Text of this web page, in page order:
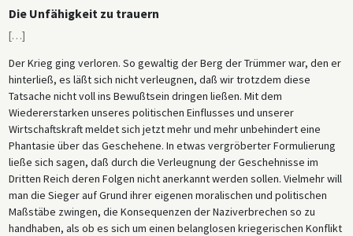
Die Unfähigkeit zu trauern
[…]
Der Krieg ging verloren. So gewaltig der Berg der Trümmer war, den er
hinterließ, es läßt sich nicht verleugnen, daß wir trotzdem diese
Tatsache nicht voll ins Bewußtsein dringen ließen. Mit dem
Wiedererstarken unseres politischen Einflusses und unserer
Wirtschaftskraft meldet sich jetzt mehr und mehr unbehindert eine
Phantasie über das Geschehene. In etwas vergröberter Formulierung
ließe sich sagen, daß durch die Verleugnung der Geschehnisse im
Dritten Reich deren Folgen nicht anerkannt werden sollen. Vielmehr will
man die Sieger auf Grund ihrer eigenen moralischen und politischen
Maßstäbe zwingen, die Konsequenzen der Naziverbrechen so zu
handhaben, als ob es sich um einen belanglosen kriegerischen Konflikt